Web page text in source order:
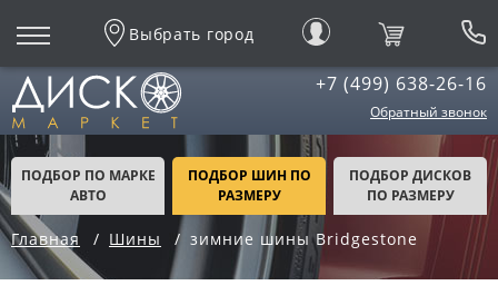
Выбрать город
+7 (499) 638-26-16
Обратный звонок
ПОДБОР ПО МАРКЕ
АВТО
ПОДБОР ШИН ПО
РАЗМЕРУ
ПОДБОР ДИСКОВ
ПО РАЗМЕРУ
Главная Шины зимние шины Bridgestone